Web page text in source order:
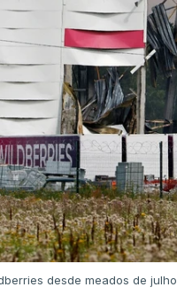
desde meados de julho